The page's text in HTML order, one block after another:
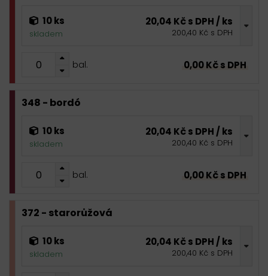
10 ks
skladem
20,04 Kč s DPH / ks
200,40 Kč s DPH
bal. 0,00 Kč s DPH
348 - bordó
10 ks
skladem
20,04 Kč s DPH / ks
200,40 Kč s DPH
bal. 0,00 Kč s DPH
372 - starorůžová
10 ks
skladem
20,04 Kč s DPH / ks
200,40 Kč s DPH